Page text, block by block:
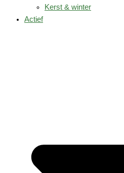
Kerst & winter
Actief